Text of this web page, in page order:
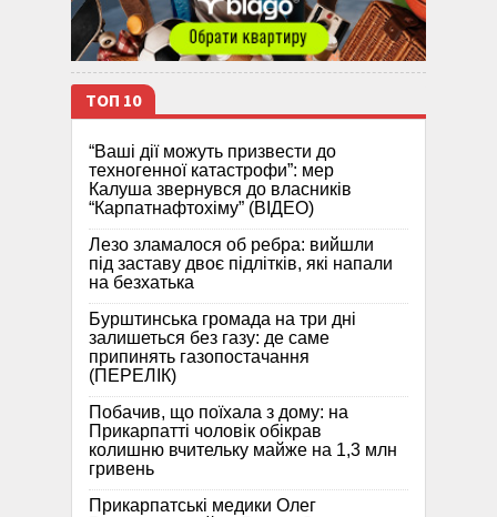
ТОП 10
“Ваші дії можуть призвести до
техногенної катастрофи”: мер
Калуша звернувся до власників
“Карпатнафтохіму” (ВІДЕО)
Лезо зламалося об ребра: вийшли
під заставу двоє підлітків, які напали
на безхатька
Бурштинська громада на три дні
залишеться без газу: де саме
припинять газопостачання
(ПЕРЕЛІК)
Побачив, що поїхала з дому: на
Прикарпатті чоловік обікрав
колишню вчительку майже на 1,3 млн
гривень
Прикарпатські медики Олег